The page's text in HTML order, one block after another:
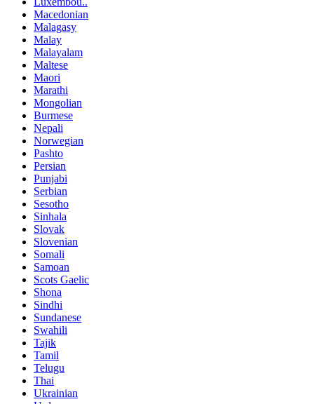
Macedonian
Malagasy
Malay
Malayalam
Maltese
Maori
Marathi
Mongolian
Burmese
Nepali
Norwegian
Pashto
Persian
Punjabi
Serbian
Sesotho
Sinhala
Slovak
Slovenian
Somali
Samoan
Scots Gaelic
Shona
Sindhi
Sundanese
Swahili
Tajik
Tamil
Telugu
Thai
Ukrainian